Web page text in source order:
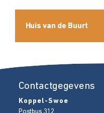
Huis van de Buurt
Contactgegevens
Koppel-Swoe